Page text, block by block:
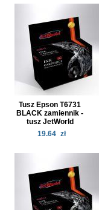
Tusz Epson T6731
BLACK zamiennik -
tusz JetWorld
19.64 zł